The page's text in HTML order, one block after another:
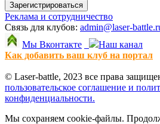
Зарегистрироваться
Реклама и сотрудничество
Связь для клубов: admin@laser-
Мы Вконтакте
Наш канал
Как добавить ваш клуб на портал
© Laser-battle, 2023 все права
пользовательское соглашение и
конфиденциальности.
Мы сохраняем cookie-файлы.